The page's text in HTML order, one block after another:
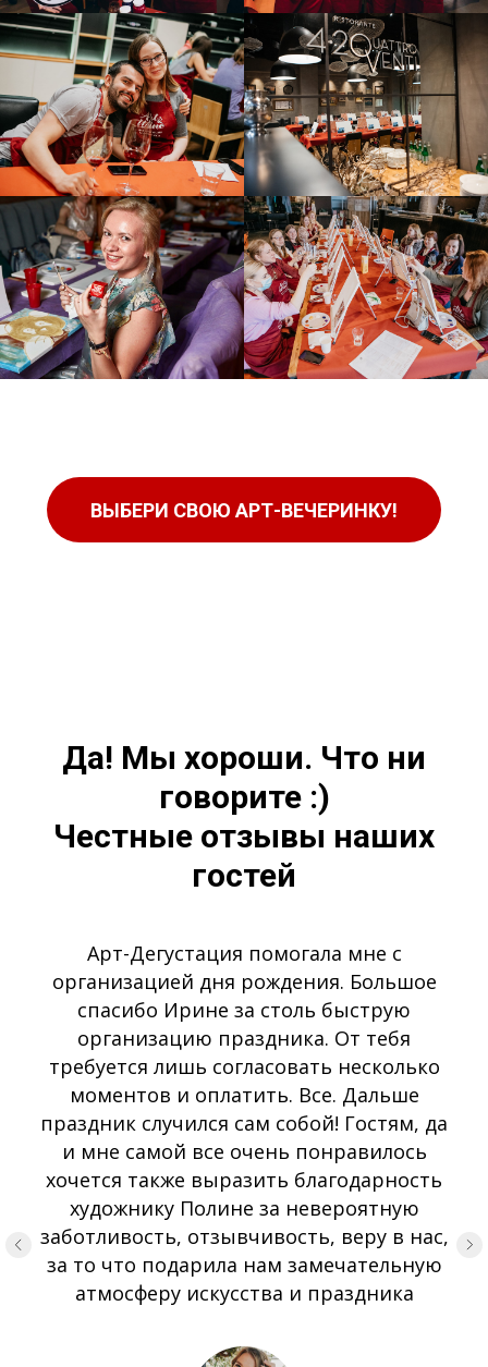
ВЫБЕРИ СВОЮ АРТ-ВЕЧЕРИНКУ!
Да! Мы хороши. Что ни
говорите :)
Честные отзывы наших
гостей
Арт-Дегустация помогала мне с
организацией дня рождения. Большое
спасибо Ирине за столь быструю
организацию праздника. От тебя
требуется лишь согласовать несколько
моментов и оплатить. Все. Дальше
праздник случился сам собой! Гостям, да
и мне самой все очень понравилось
хочется также выразить благодарность
художнику Полине за невероятную
заботливость, отзывчивость, веру в нас,
за то что подарила нам замечательную
атмосферу искусства и праздника